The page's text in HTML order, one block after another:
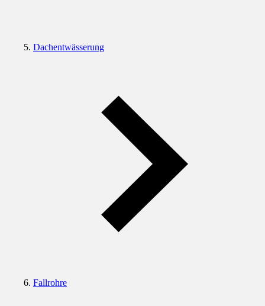
Dachentwässerung
Fallrohre